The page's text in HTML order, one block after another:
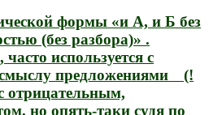
формы «и А, и Б без
(без разбора)» .
используется с
предложениями (!
отрицательным,
но опять-таки судя по